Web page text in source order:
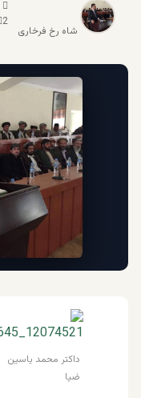
شاه رخ فرخاری
2
داکتر محمد یاسین
ضیا